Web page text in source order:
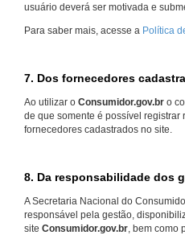
usuário deverá ser motivada e
Para saber mais, acesse a Política
7. Dos fornecedores
Ao utilizar o Consumidor.gov.br o
de que somente é possível registrar
fornecedores cadastrados no site.
8. Da responsabilidade dos
A Secretaria Nacional do
responsável pela gestão,
site Consumidor.gov.br, bem como